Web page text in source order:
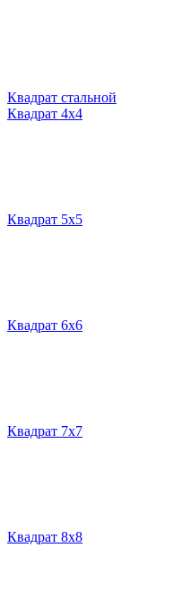
Квадрат стальной
Квадрат 4х4
Квадрат 5х5
Квадрат 6х6
Квадрат 7х7
Квадрат 8х8